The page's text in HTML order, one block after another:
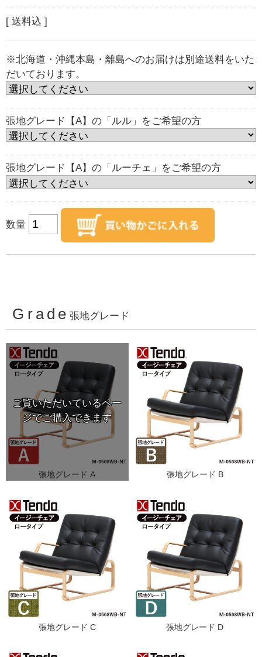
[ 送料込 ]
※北海道・沖縄本島・離島へのお届けは別途送料をいた
だいております。
張地グレード【A】の「ルル」をご希望の方
張地グレード【A】の「ルーチェ」をご希望の方
数量
Grade 張地グレード
張地グレード A 張地グレード B
張地グレード C 張地グレード D